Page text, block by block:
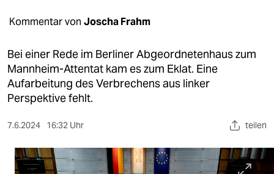
öko
gesellschaft
kultur
sport
berlin
nord
Kommentar von Joscha Frahm
Bei einer Rede im Berliner Abgeordnetenhaus zum
Mannheim-Attentat kam es zum Eklat. Eine
Aufarbeitung des Verbrechens aus linker
Perspektive fehlt.
7.6.2024 16:32 Uhr teilen